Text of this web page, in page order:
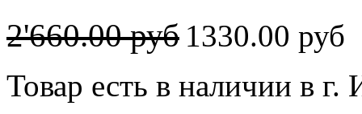
2'660.00 руб 1330.00 руб
Товар есть в наличии в г.